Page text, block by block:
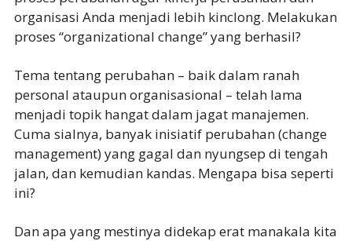
organisasi Anda menjadi lebih kinclong. Melakukan
proses “organizational change” yang berhasil?
Tema tentang perubahan – baik dalam ranah
personal ataupun organisasional – telah lama
menjadi topik hangat dalam jagat manajemen.
Cuma sialnya, banyak inisiatif perubahan (change
management) yang gagal dan nyungsep di tengah
jalan, dan kemudian kandas. Mengapa bisa seperti
ini?
Dan apa yang mestinya didekap erat manakala kita